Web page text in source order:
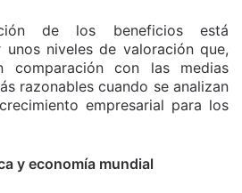
de los beneficios está
unos niveles de valoración que,
comparación con las medias
razonables cuando se analizan
empresarial para los
y economía mundial